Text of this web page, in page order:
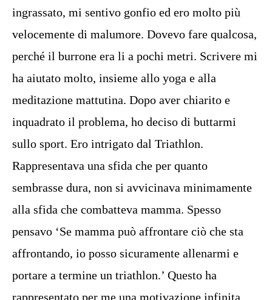
ingrassato, mi sentivo gonfio ed ero molto più
velocemente di malumore. Dovevo fare qualcosa,
perché il burrone era li a pochi metri. Scrivere mi
ha aiutato molto, insieme allo yoga e alla
meditazione mattutina. Dopo aver chiarito e
inquadrato il problema, ho deciso di buttarmi
sullo sport. Ero intrigato dal Triathlon.
Rappresentava una sfida che per quanto
sembrasse dura, non si avvicinava minimamente
alla sfida che combatteva mamma. Spesso
pensavo ‘Se mamma può affrontare ciò che sta
affrontando, io posso sicuramente allenarmi e
portare a termine un triathlon.’ Questo ha
rappresentato per me una motivazione infinita,